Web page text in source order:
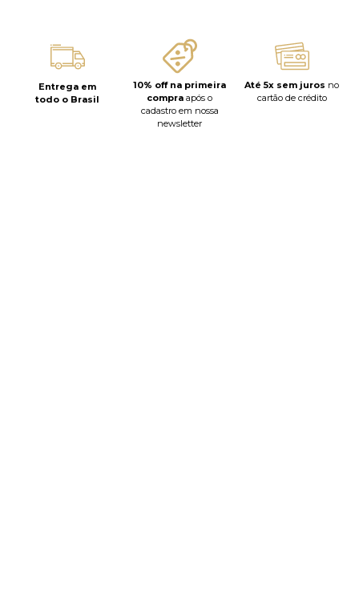
Entrega em
todo o Brasil
10% off na primeira
compra após o
cadastro em nossa
newsletter
Até 5x sem juros no
cartão de crédito